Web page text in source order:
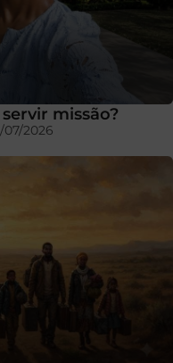
missão?
07/2026